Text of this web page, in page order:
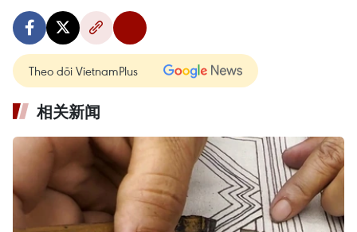
Theo dõi VietnamPlus
相关新闻